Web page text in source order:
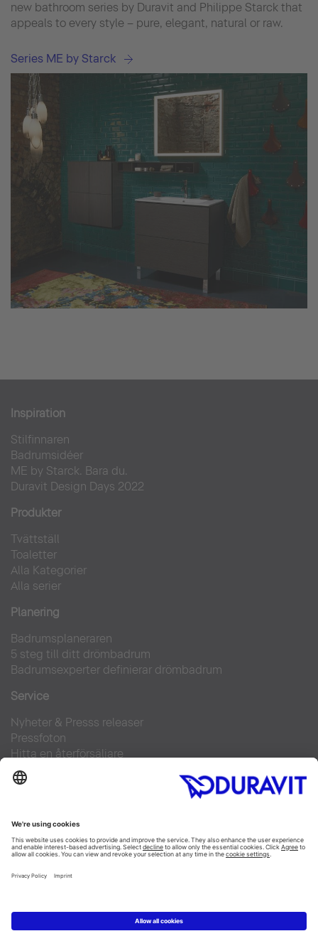
new bathroom series by Duravit and Philippe Starck that
appeals to every style – pure, elegant, natural or raw.
Series ME by Starck
Inspiration
Stilfinnaren
Badrumsidéer
ME by Starck. Bara du.
Duravit Design Days 2022
Produkter
Tvättställ
Toaletter
Alla Kategorier
Alla serier
Planering
Badrumsplaneraren
5 steg till ditt drömbadrum
Badrumsexperter definierar drömbadrum
Service
Nyheter & Presss releaser
Pressfoton
Hitta en återförsäljare
FAQs
Facebook
Instagram
Pinterest
Flickr
Copyright © 2026 Duravit AG